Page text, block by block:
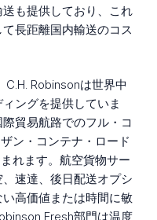
も提供しており、これ
長距離国内輸送のコス
Robinsonは世界中
ングを提供していま
貿易航路でのフル・コ
ン・コンテナ・ロード
れます。航空貨物サー
速達、後日配送オプシ
高価値または時間に敏
Fresh部門は温度